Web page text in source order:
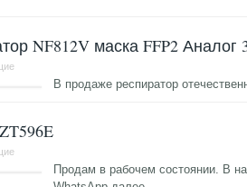
NF812V маска FFP2 Аналог
В продаже респиратор
Продам в рабочем состоянии. В